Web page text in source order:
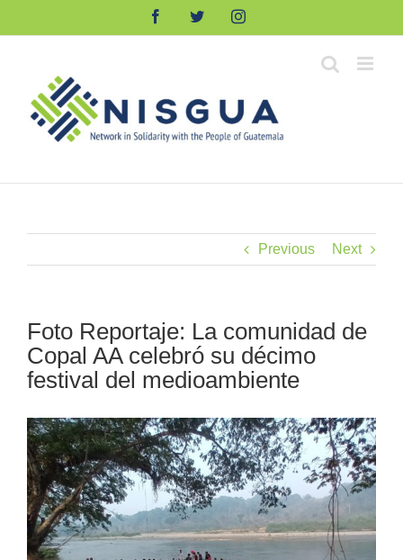
FacebookTwitterInstagram
Previous Next
Foto Reportaje: La comunidad de
Copal AA celebró su décimo
festival del medioambiente